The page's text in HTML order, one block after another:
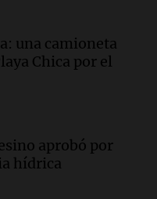
un niño
el teléfono?
una camioneta
Chica por el
aprobó por
hídrica